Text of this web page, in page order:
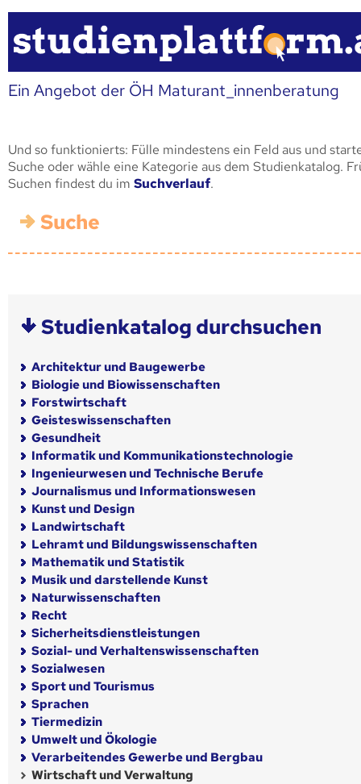
Ein Angebot der ÖH Maturant_innenberatung
Und so funktionierts: Fülle mindestens ein Feld aus und
Suche oder wähle eine Kategorie aus dem Studienkatalog.
Suchen findest du im Suchverlauf.
Suche
Studienkatalog durchsuchen
Architektur und Baugewerbe
Biologie und Biowissenschaften
Forstwirtschaft
Geisteswissenschaften
Gesundheit
Informatik und Kommunikationstechnologie
Ingenieurwesen und Technische Berufe
Journalismus und Informationswesen
Kunst und Design
Landwirtschaft
Lehramt und Bildungswissenschaften
Mathematik und Statistik
Musik und darstellende Kunst
Naturwissenschaften
Recht
Sicherheitsdienstleistungen
Sozial- und Verhaltenswissenschaften
Sozialwesen
Sport und Tourismus
Sprachen
Tiermedizin
Umwelt und Ökologie
Verarbeitendes Gewerbe und Bergbau
Wirtschaft und Verwaltung